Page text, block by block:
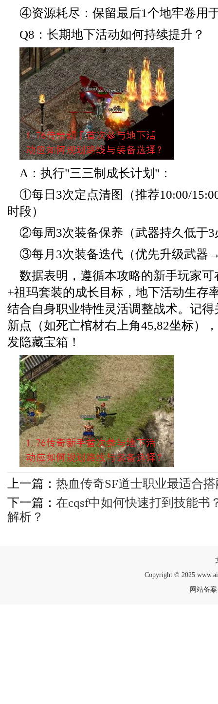
④资源耗尽：保留最后1个地牢卷用
Q8：长期地下活动如何持续提升？
A：执行"三三制成长计划"：
①每日3次定点清图（推荐10:00/
时段）
②每周3次装备保养（武器持久低于3
③每月3次装备迭代（优先升级武
数据表明，遵循本攻略的新手玩家可
+祖玛套装的成长目标，地下活动生存
结合自身职业特性灵活调整战术。记
新点（如死亡棺材右上角45,82坐标）
发隐藏宝箱！
上一篇： 热血传奇SF道士职业最适合
下一篇： 在cqsf中如何快速打到技能书
解析？
Copyright © 2025
网站备